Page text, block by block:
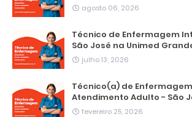
agosto 06, 2026
Técnico de Enfermagem
São José na Unimed
julho 13, 2026
Técnico(a) de
Atendimento Adulto - São
fevereiro 25, 2026